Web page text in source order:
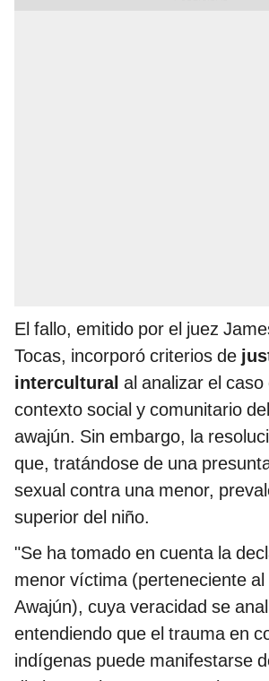
El fallo, emitido por el juez
Tocas, incorporó criterios de
intercultural al analizar el
contexto social y comunitario
awajún. Sin embargo, la
que, tratándose de una
sexual contra una menor,
superior del niño.
"Se ha tomado en cuenta la
menor víctima (perteneciente al
Awajún), cuya veracidad se
entendiendo que el trauma en
indígenas puede manifestarse